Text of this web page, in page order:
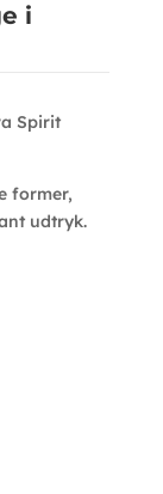
i
Spirit
former,
udtryk.